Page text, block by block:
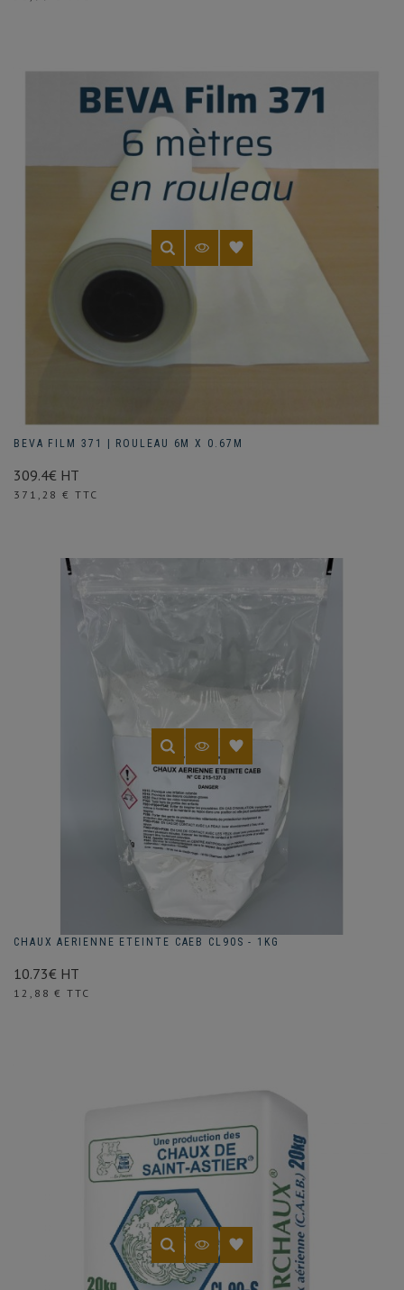
BEVA FILM 371 | ROULEAU 6M X 0.67M
309.4€ HT
Prix
371,28 € TTC
CHAUX AERIENNE ETEINTE CAEB CL90S - 1KG
10.73€ HT
Prix
12,88 € TTC